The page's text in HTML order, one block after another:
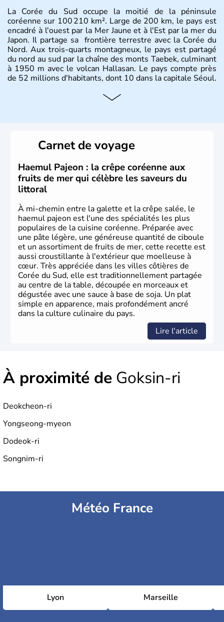
La Corée du Sud occupe la moitié de la péninsule
coréenne sur 100 210 km². Large de 200 km, le pays est
encadré à l'ouest par la Mer Jaune et à l'Est par la mer du
Japon. Il partage sa frontière terrestre avec la Corée du
Nord. Aux trois-quarts montagneux, le pays est partagé
du nord au sud par la chaîne des monts Taebek, culminant
à 1950 m avec le volcan Hallasan. Le pays compte près
de 52 millions d'habitants, dont 10 dans la capitale Séoul.
Histoire et administration
christianisme et le bouddhisme en sont les deux
principales religions. Ce pays partage sa culture avec la
Corée du Nord. Les Jeux Olympiques s’y sont déroulés en
1988, de même que la Coupe du Monde de football en
2002, en collaboration avec le Japon.
Carnet de voyage
Haemul Pajeon : la crêpe coréenne aux
fruits de mer qui célèbre les saveurs du
littoral
À mi-chemin entre la galette et la crêpe salée, le
haemul pajeon est l'une des spécialités les plus
populaires de la cuisine coréenne. Préparée avec
une pâte légère, une généreuse quantité de ciboule
et un assortiment de fruits de mer, cette recette est
aussi croustillante à l'extérieur que moelleuse à
cœur. Très appréciée dans les villes côtières de
Corée du Sud, elle est traditionnellement partagée
au centre de la table, découpée en morceaux et
dégustée avec une sauce à base de soja. Un plat
simple en apparence, mais profondément ancré
dans la culture culinaire du pays.
Lire l'article
À proximité de Goksin-ri
Deokcheon-ri
Yongseong-myeon
Dodeok-ri
Songnim-ri
Météo France
Lyon Marseille